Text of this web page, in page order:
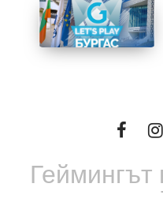
Геймингът